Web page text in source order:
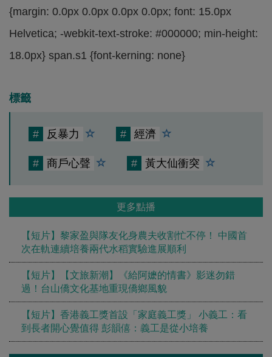
{margin: 0.0px 0.0px 0.0px 0.0px; font: 15.0px
Helvetica; -webkit-text-stroke: #000000; min-height:
18.0px} span.s1 {font-kerning: none}
標籤
# 反暴力 # 經濟
# 商戶心聲 # 黃大仙衝突
更多點播
【短片】黎家盈與隊友化身農夫收割忙不停！ 中國首
次在軌連續培養兩代水稻實驗進展順利
【短片】【文旅新潮】《給阿嬷的情書》影迷勿錯
過！台山僑文化基地重現僑鄉風貌
【短片】香港義工獎首設「家庭義工獎」 小義工：看
到長者開心覺值得 彭韻僖：義工是從小培養